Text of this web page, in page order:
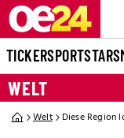
TICKERSPORTSTARS
WELT
Welt Diese Region